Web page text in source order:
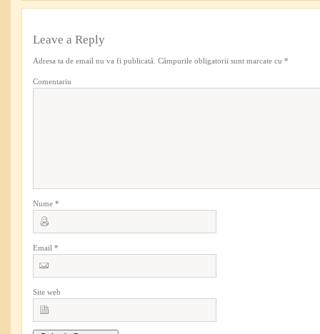
Leave a Reply
Adresa ta de email nu va fi publicată. Câmpurile obligatorii sunt marcate cu *
Comentariu
Nume *
Email *
Site web